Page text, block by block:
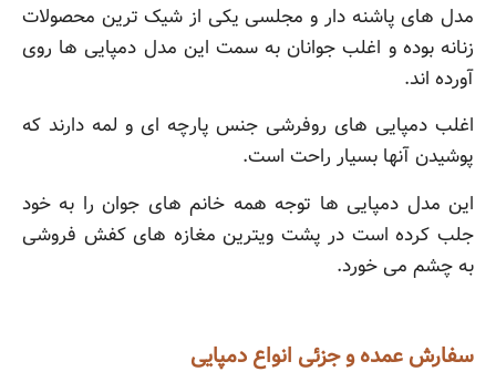
مدل های پاشنه دار و مجلسی یکی از شیک ترین محصولات
زنانه بوده و اغلب جوانان به سمت این مدل دمپایی ها روی
آورده اند.
اغلب دمپایی های روفرشی جنس پارچه ای و لمه دارند که
پوشیدن آنها بسیار راحت است.
این مدل دمپایی ها توجه همه خانم های جوان را به خود
جلب کرده است در پشت ویترین مغازه های کفش فروشی
به چشم می خورد.
سفارش عمده و جزئی انواع دمپایی